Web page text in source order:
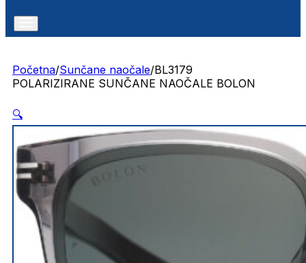
Početna/Sunčane naočale/BL3179
POLARIZIRANE SUNČANE NAOČALE BOLON
🔍